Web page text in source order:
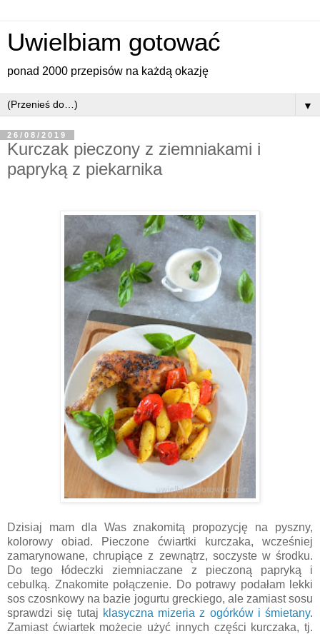
Uwielbiam gotować
ponad 2000 przepisów na każdą okazję
▼
26/08/2019
Kurczak pieczony z ziemniakami i
papryką z piekarnika
Dzisiaj mam dla Was znakomitą propozycję na pyszny,
kolorowy obiad. Pieczone ćwiartki kurczaka, wcześniej
zamarynowane, chrupiące z zewnątrz, soczyste w środku.
Do tego łódeczki ziemniaczane z pieczoną papryką i
cebulką. Znakomite połączenie. Do potrawy podałam lekki
sos czosnkowy na bazie jogurtu greckiego, ale zamiast sosu
sprawdzi się tutaj klasyczna mizeria z ogórków i śmietany.
Zamiast ćwiartek możecie użyć innych części kurczaka, tj.